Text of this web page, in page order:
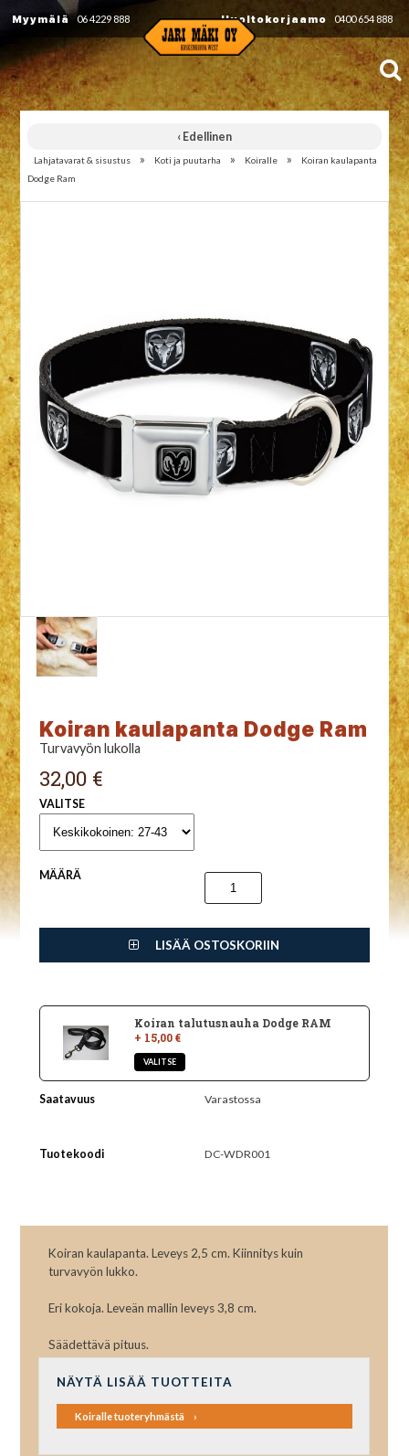
Myymälä 06 4229 888 Huoltokorjaamo 0400 654 888
‹ Edellinen
Lahjatavarat & sisustus » Koti ja puutarha » Koiralle »
Koiran kaulapanta
Dodge Ram
Koiran kaulapanta Dodge Ram
Turvavyön lukolla
32,00 €
VALITSE
MÄÄRÄ
LISÄÄ OSTOSKORIIN
Koiran talutusnauha Dodge RAM
+ 15,00 €
Saatavuus Varastossa
Tuotekoodi DC-WDR001
Koiran kaulapanta. Leveys 2,5 cm. Kiinnitys kuin
turvavyön lukko.
Eri kokoja. Leveän mallin leveys 3,8 cm.
Säädettävä pituus.
NÄYTÄ LISÄÄ TUOTTEITA
Koiralle tuoteryhmästä